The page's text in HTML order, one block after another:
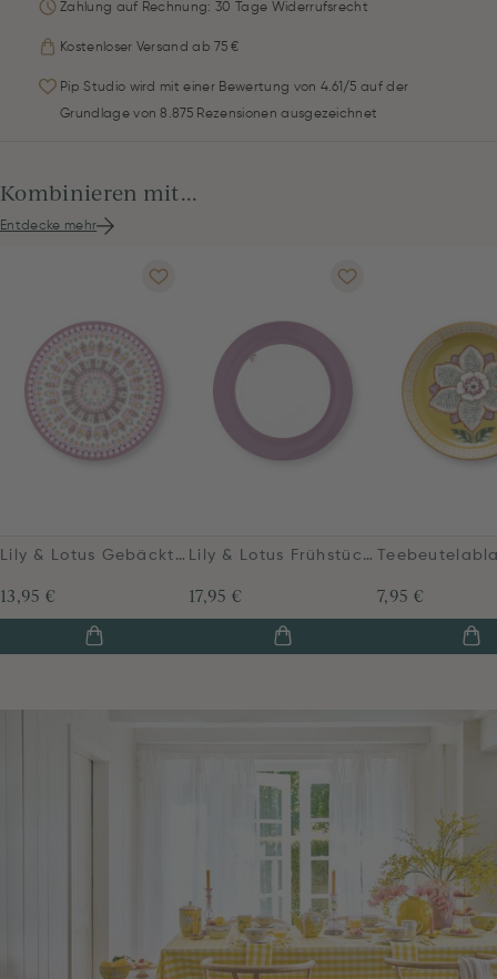
Zahlung auf Rechnung: 30 Tage Widerrufsrecht
Kostenloser Versand ab 75 €
Pip Studio wird mit einer Bewertung von 4.61/5 auf der
Grundlage von 8.875 Rezensionen ausgezeichnet
Kombinieren mit...
Entdecke mehr
Lily & Lotus Gebäckteller Lila 17cm
13,95 €
Lily & Lotus Frühstücksteller Lila 23cm
17,95 € 7,95 €